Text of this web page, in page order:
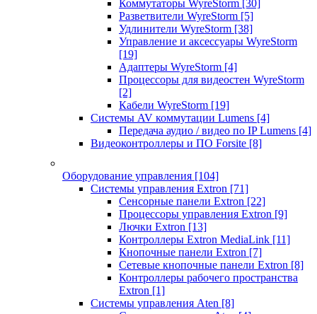
Коммутаторы WyreStorm [30]
Разветвители WyreStorm [5]
Удлинители WyreStorm [38]
Управление и аксессуары WyreStorm
[19]
Адаптеры WyreStorm [4]
Процессоры для видеостен WyreStorm
[2]
Кабели WyreStorm [19]
Системы AV коммутации Lumens [4]
Передача аудио / видео по IP Lumens [4]
Видеоконтроллеры и ПО Forsite [8]
Оборудование управления [104]
Системы управления Extron [71]
Сенсорные панели Extron [22]
Процессоры управления Extron [9]
Лючки Extron [13]
Контроллеры Extron MediaLink [11]
Кнопочные панели Extron [7]
Сетевые кнопочные панели Extron [8]
Контроллеры рабочего пространства
Extron [1]
Системы управления Aten [8]